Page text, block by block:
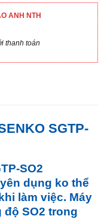
ANH NTH
thanh toán
SGTP-
SO2
dụng ko thể
làm việc. Máy
SO2 trong